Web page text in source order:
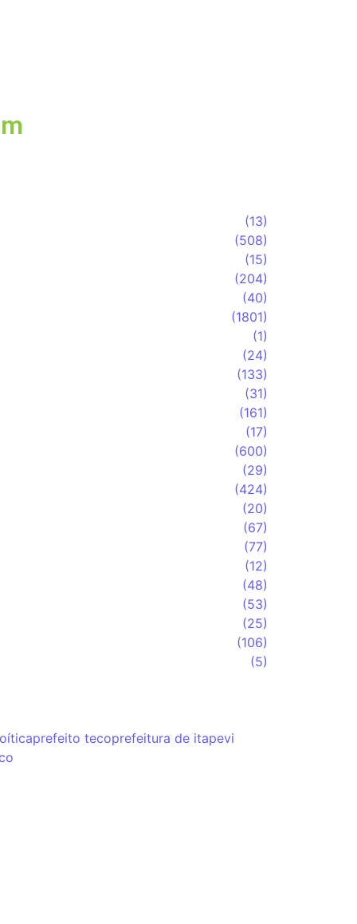
(13)
(508)
(15)
(204)
(40)
(1801)
(1)
(24)
(133)
(31)
(161)
(17)
(600)
(29)
(424)
(20)
(67)
(77)
(12)
(48)
(53)
(25)
(106)
(5)
prefeito tecoprefeitura de itapevi